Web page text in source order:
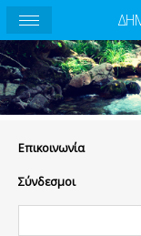
Eπικοινωνία
Σύνδεσμοι